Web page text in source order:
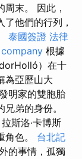
末。 因此，
他們的行列，
泰國簽證 法律
根據
）在十
為亞歷山大
明家的雙胞胎
弟的身份。
斯洛·卡博斯
角色。 台北記
的事情，孤獨